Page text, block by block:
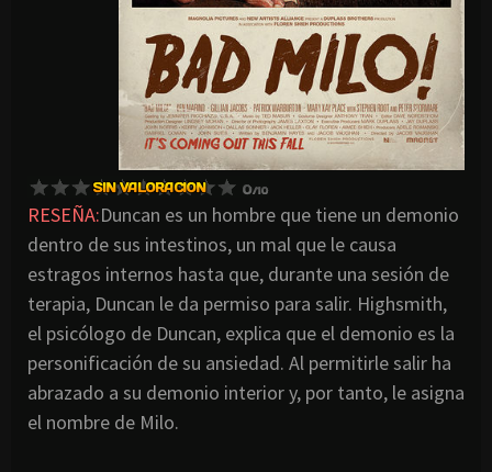
RESEÑA:Duncan es un hombre que tiene un demonio
dentro de sus intestinos, un mal que le causa
estragos internos hasta que, durante una sesión de
terapia, Duncan le da permiso para salir. Highsmith,
el psicólogo de Duncan, explica que el demonio es la
personificación de su ansiedad. Al permitirle salir ha
abrazado a su demonio interior y, por tanto, le asigna
el nombre de Milo.